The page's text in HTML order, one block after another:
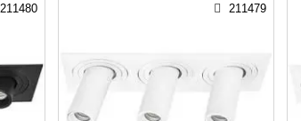
211480 211479